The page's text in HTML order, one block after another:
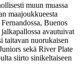
muun muassa
maajoukkueesta
Buenos
avautuivat
taitavan nuorukaisen
sekä River Plate
siirto sinikeltaiseen